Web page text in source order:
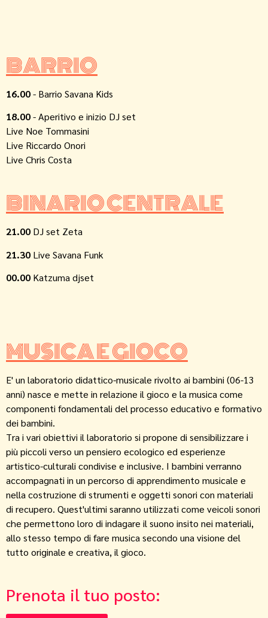
BARRIO
16.00- Barrio Savana Kids
18.00- Aperitivo e inizio DJ set
Live Noe Tommasini
Live Riccardo Onori
Live Chris Costa
BINARIO CENTRALE
21.00 DJ set Zeta
21.30 Live Savana Funk
00.00 Katzuma djset
MUSICA E GIOCO
E' un laboratorio didattico-musicale rivolto ai bambini (06-13
anni) nasce e mette in relazione il gioco e la musica come
componenti fondamentali del processo educativo e formativo
dei bambini.
Tra i vari obiettivi il laboratorio si propone di sensibilizzare i
più piccoli verso un pensiero ecologico ed esperienze
artistico-culturali condivise e inclusive. I bambini verranno
accompagnati in un percorso di apprendimento musicale e
nella costruzione di strumenti e oggetti sonori con materiali
di recupero. Quest'ultimi saranno utilizzati come veicoli sonori
che permettono loro di indagare il suono insito nei materiali,
allo stesso tempo di fare musica secondo una visione del
tutto originale e creativa, il gioco.
Prenota il tuo posto: